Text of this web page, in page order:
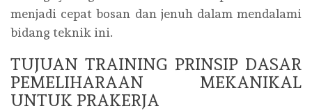
menjadi cepat bosan dan jenuh dalam mendalami
bidang teknik ini.
TUJUAN TRAINING PRINSIP DASAR
PEMELIHARAAN MEKANIKAL
UNTUK PRAKERJA